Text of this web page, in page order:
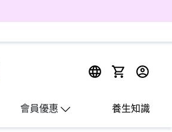
會員優惠 養生知識